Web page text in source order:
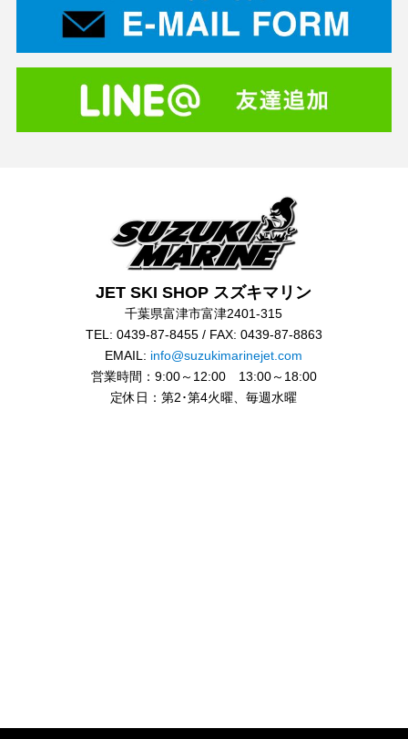
JET SKI SHOP スズキマリン
千葉県富津市富津2401-315
TEL: 0439-87-8455 / FAX: 0439-87-8863
EMAIL: info@suzukimarinejet.com
営業時間：9:00～12:00 13:00～18:00
定休日：第2･第4火曜、毎週水曜